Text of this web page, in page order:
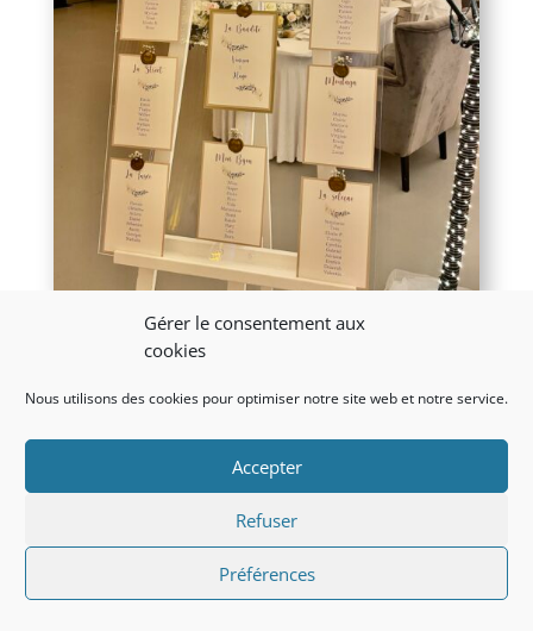
Gérer le consentement aux
cookies
Nous utilisons des cookies pour optimiser notre site web et notre service.
Accepter
Refuser
Préférences
Plan de tables Plexi – 175,00 €